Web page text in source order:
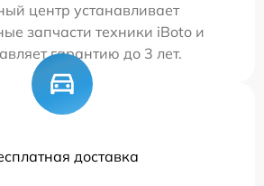
центр устанавливает
запчасти техники iBoto и
гарантию до 3 лет.
доставка